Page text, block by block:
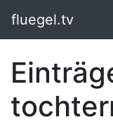
fluegel.tv